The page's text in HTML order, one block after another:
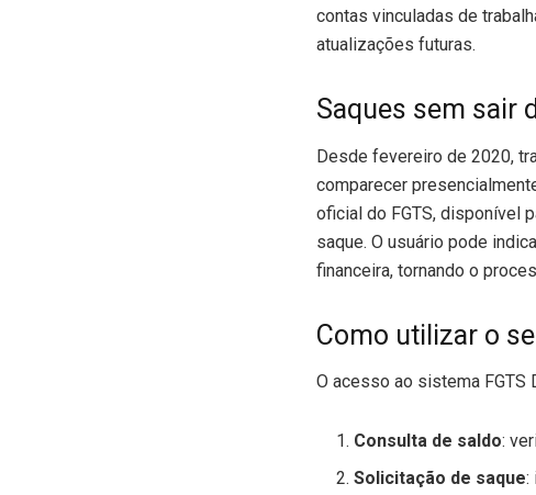
contas vinculadas de
atualizações futuras.
Saques sem sair
Desde fevereiro de 2020,
comparecer
oficial do FGTS, disponível
saque. O usuário pode
financeira, tornando o
Como utilizar o
O acesso ao sistema FGTS
Consulta de saldo:
Solicitação de saque: